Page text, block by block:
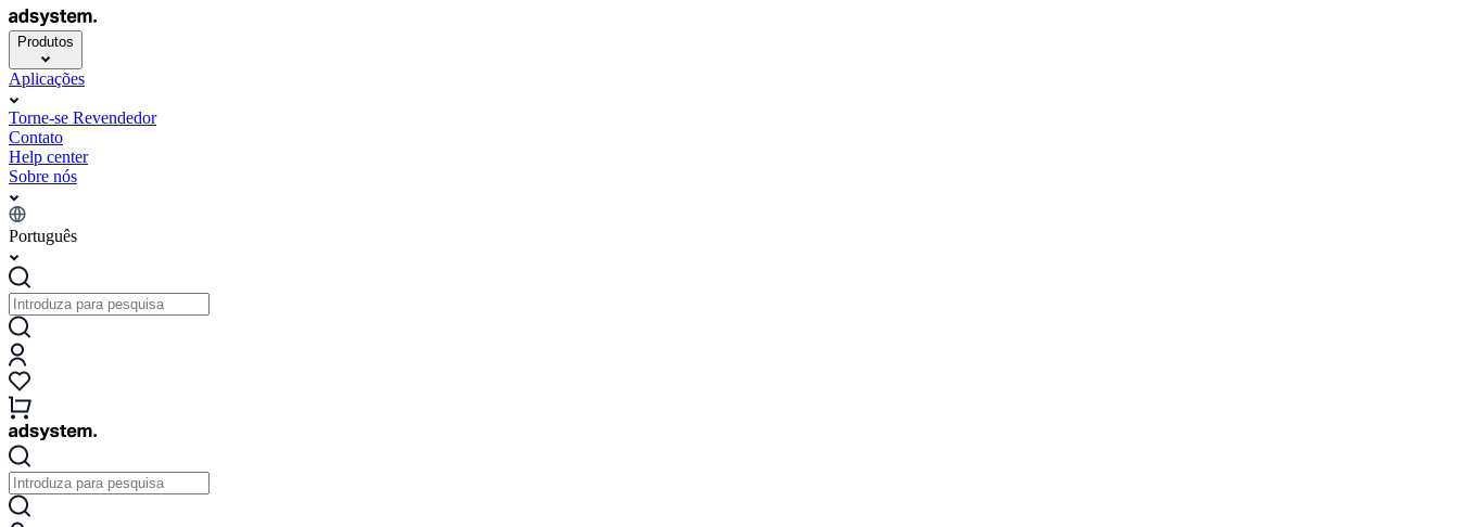
Produtos
Aplicações
Torne-se Revendedor
Contato
Help center
Sobre nós
Português